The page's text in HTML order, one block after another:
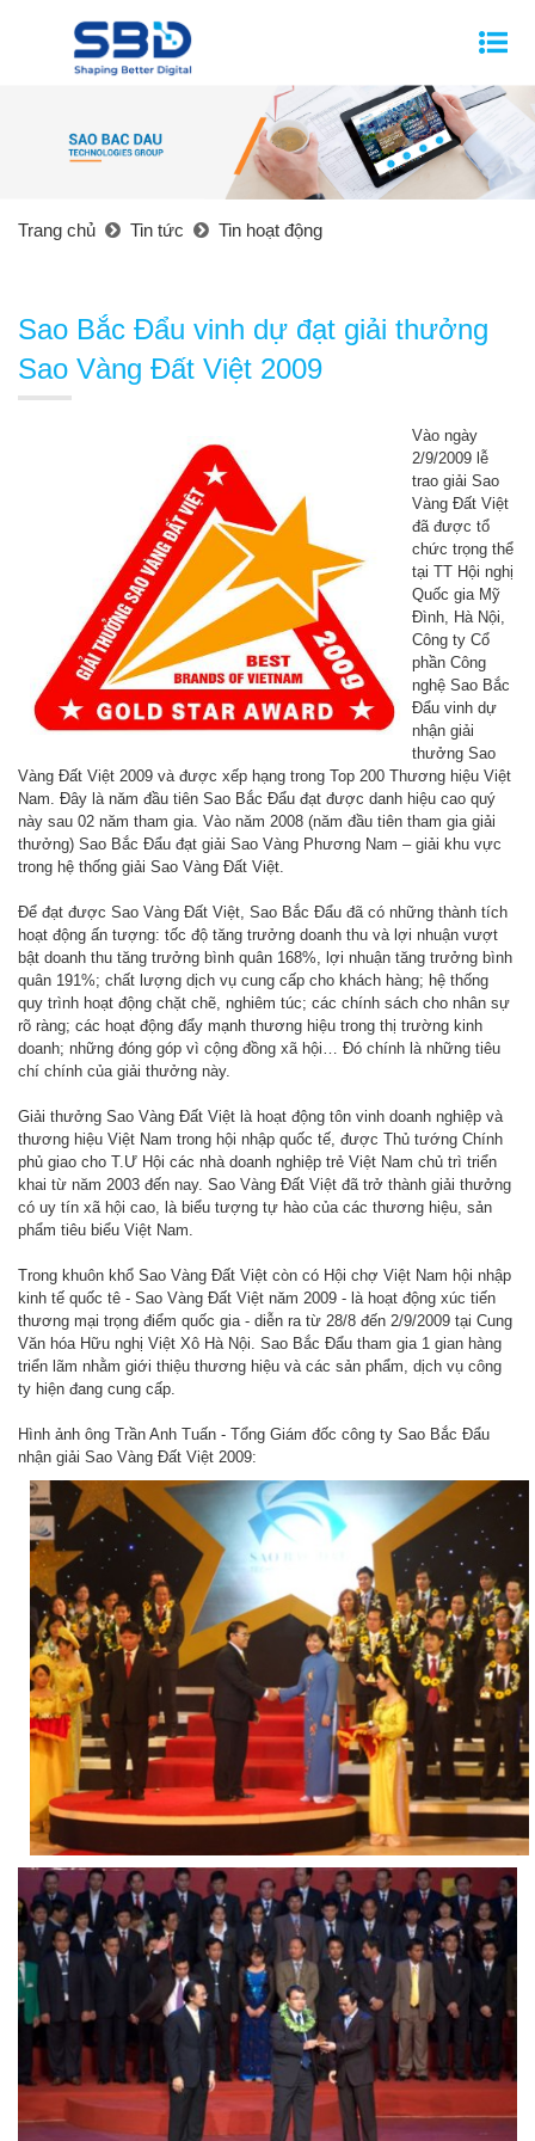
Trang chủ Tin tức Tin hoạt động
Sao Bắc Đẩu vinh dự đạt giải thưởng
Sao Vàng Đất Việt 2009
Vào ngày
2/9/2009 lễ
trao giải Sao
Vàng Đất Việt
đã được tổ
chức trọng thể
tại TT Hội nghị
Quốc gia Mỹ
Đình, Hà Nội,
Công ty Cổ
phần Công
nghệ Sao Bắc
Đẩu vinh dự
nhận giải
thưởng Sao
Vàng Đất Việt 2009 và được xếp hạng trong Top 200 Thương hiệu Việt
Nam. Đây là năm đầu tiên Sao Bắc Đẩu đạt được danh hiệu cao quý
này sau 02 năm tham gia. Vào năm 2008 (năm đầu tiên tham gia giải
thưởng) Sao Bắc Đẩu đạt giải Sao Vàng Phương Nam – giải khu vực
trong hệ thống giải Sao Vàng Đất Việt.
Để đạt được Sao Vàng Đất Việt, Sao Bắc Đẩu đã có những thành tích
hoạt động ấn tượng: tốc độ tăng trưởng doanh thu và lợi nhuận vượt
bật doanh thu tăng trưởng bình quân 168%, lợi nhuận tăng trưởng bình
quân 191%; chất lượng dịch vụ cung cấp cho khách hàng; hệ thống
quy trình hoạt động chặt chẽ, nghiêm túc; các chính sách cho nhân sự
rõ ràng; các hoạt động đẩy mạnh thương hiệu trong thị trường kinh
doanh; những đóng góp vì cộng đồng xã hội… Đó chính là những tiêu
chí chính của giải thưởng này.
Giải thưởng Sao Vàng Đất Việt là hoạt động tôn vinh doanh nghiệp và
thương hiệu Việt Nam trong hội nhập quốc tế, được Thủ tướng Chính
phủ giao cho T.Ư Hội các nhà doanh nghiệp trẻ Việt Nam chủ trì triển
khai từ năm 2003 đến nay. Sao Vàng Đất Việt đã trở thành giải thưởng
có uy tín xã hội cao, là biểu tượng tự hào của các thương hiệu, sản
phẩm tiêu biểu Việt Nam.
Trong khuôn khổ Sao Vàng Đất Việt còn có Hội chợ Việt Nam hội nhập
kinh tế quốc tê - Sao Vàng Đất Việt năm 2009 - là hoạt động xúc tiến
thương mại trọng điểm quốc gia - diễn ra từ 28/8 đến 2/9/2009 tại Cung
Văn hóa Hữu nghị Việt Xô Hà Nội. Sao Bắc Đẩu tham gia 1 gian hàng
triển lãm nhằm giới thiệu thương hiệu và các sản phẩm, dịch vụ công
ty hiện đang cung cấp.
Hình ảnh ông Trần Anh Tuấn - Tổng Giám đốc công ty Sao Bắc Đẩu
nhận giải Sao Vàng Đất Việt 2009: